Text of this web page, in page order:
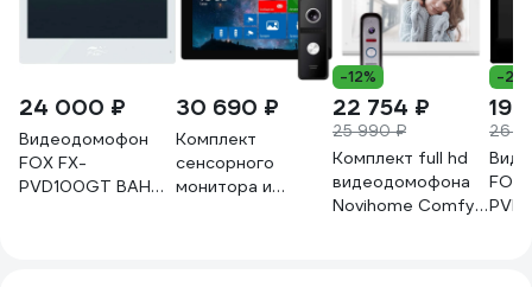
24 000 ₽
Видеодомофон
FOX FX-
PVD100GT ВАН
30 690 ₽
Комплект
сенсорного
монитора и
-12%
22 754 ₽
25 990 ₽
Комплект full hd
видеодомофона
Novihome Comfy
-
19
26
FOX